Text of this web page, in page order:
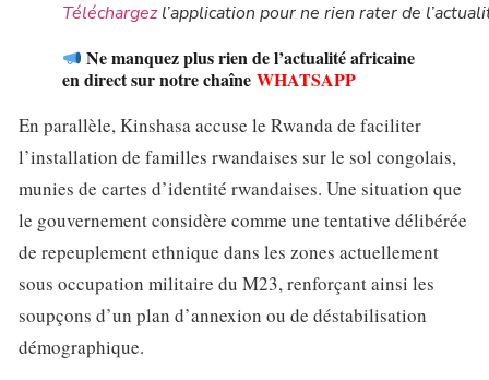
Téléchargezl’application pour ne rien rater de
Ne manquez plus rien de l’actualité africaine
en direct sur notre chaîne WHATSAPP
En parallèle, Kinshasa accuse le Rwanda de faciliter
l’installation de familles rwandaises sur le sol congolais,
munies de cartes d’identité rwandaises. Une situation que
le gouvernement considère comme une tentative délibérée
de repeuplement ethnique dans les zones actuellement
sous occupation militaire du M23, renforçant ainsi les
soupçons d’un plan d’annexion ou de déstabilisation
démographique.